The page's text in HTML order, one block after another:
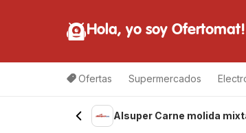
Hola, yo soy Ofertomat!
Ofertas Supermercados
Alsuper Carne molida